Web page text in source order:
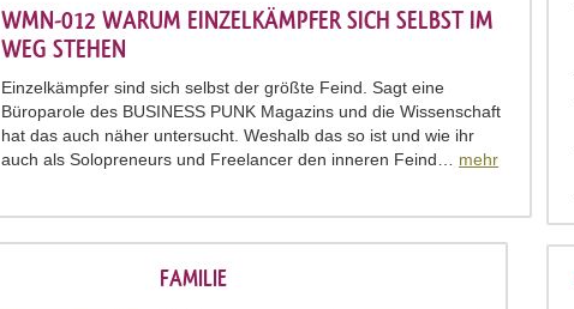
WMN-012 WARUM EINZELKÄMPFER SICH SELBST IM
WEG STEHEN
Einzelkämpfer sind sich selbst der größte Feind. Sagt eine
Büroparole des BUSINESS PUNK Magazins und die Wissenschaft
hat das auch näher untersucht. Weshalb das so ist und wie ihr
auch als Solopreneurs und Freelancer den inneren Feind… mehr
FAMILIE